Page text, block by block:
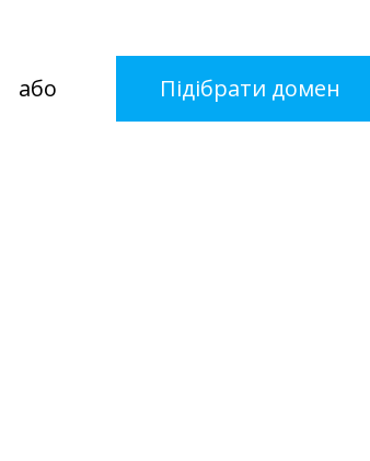
або Підібрати домен